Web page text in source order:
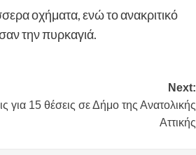
οχήματα, ενώ το ανακριτικό
την πυρκαγιά.
Next:
για 15 θέσεις σε Δήμο της Ανατολικής
Αττικής